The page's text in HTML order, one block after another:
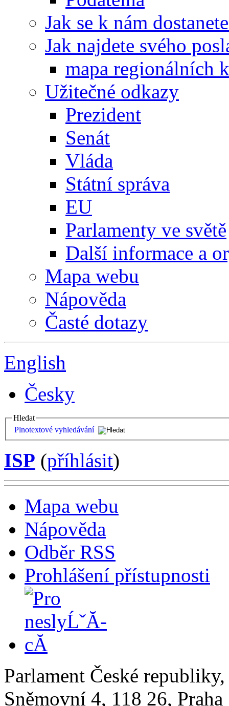
Jak se k nám
Jak najdete svého
mapa regionálních
Užitečné odkazy
Prezident
Senát
Vláda
Státní správa
EU
Parlamenty ve světě
Další informace a
Mapa webu
Nápověda
Časté dotazy
English
Česky
Hledat
Plnotextové vyhledávání
ISP (příhlásit)
Mapa webu
Nápověda
Odběr RSS
Prohlášení přístupnosti
Parlament České
Sněmovní 4, 118 26,